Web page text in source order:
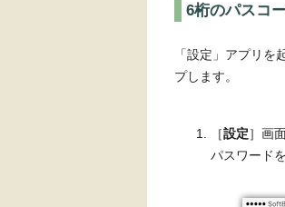
6桁のパスコ
「設定」アプリを
プします。
［設定］画
パスワード